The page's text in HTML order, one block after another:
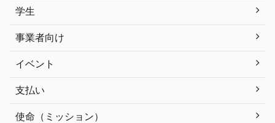
学生
事業者向け
イベント
支払い
使命（ミッション）